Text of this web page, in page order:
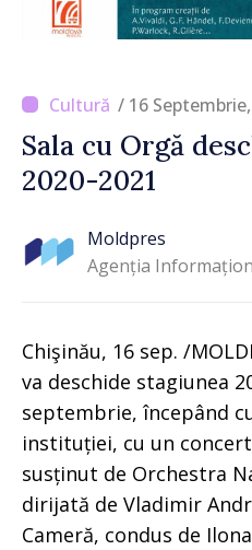
/ 16
Sala cu Orgă
2020-2021
Moldpres
Agenția
Chişinău, 16 sep. /
va deschide stagiunea
septembrie, începând
instituției, cu un
susținut de Orchestra
dirijată de Vladimir
Cameră, condus de